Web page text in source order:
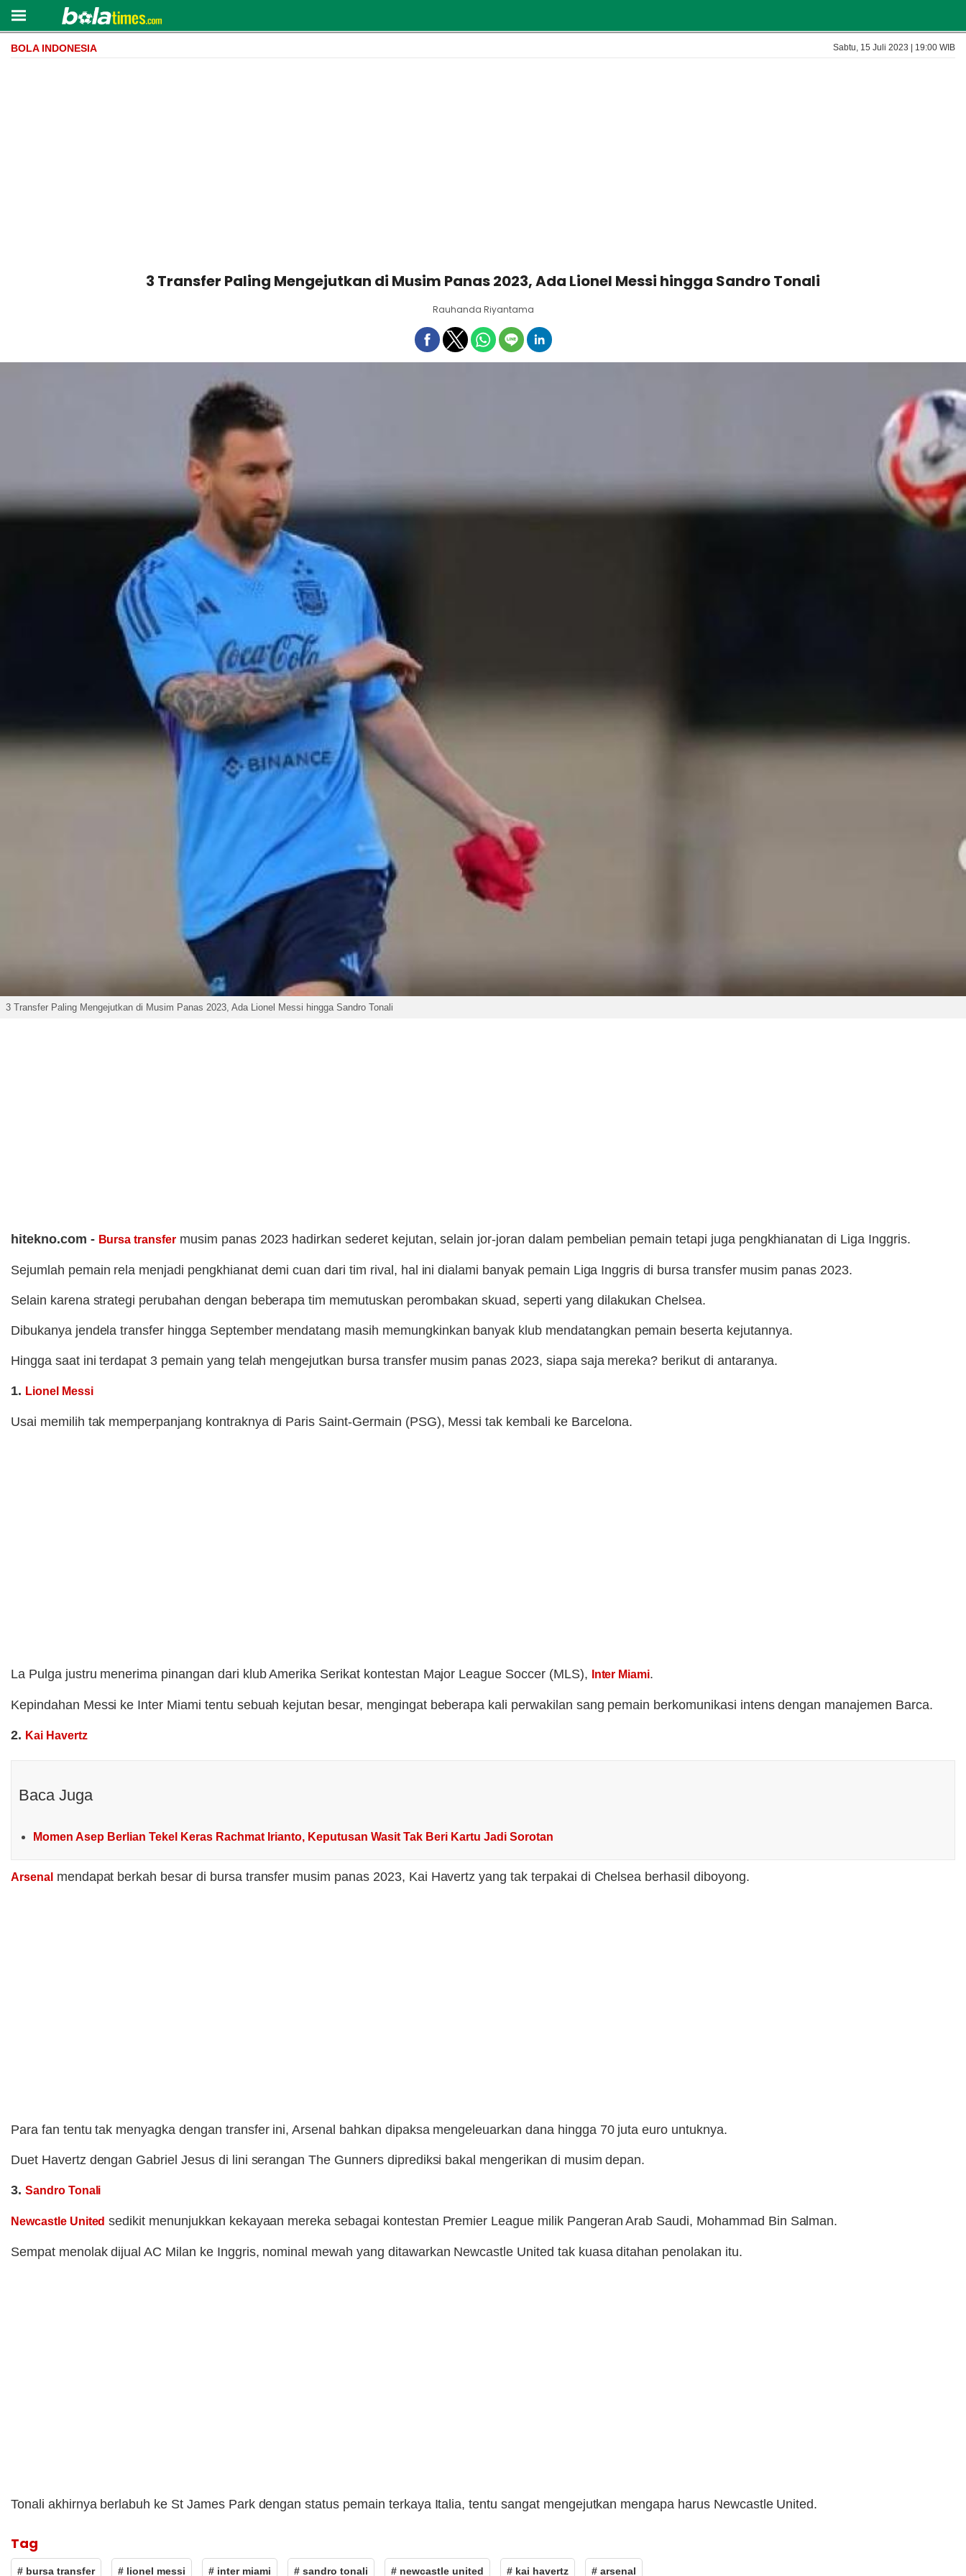
BOLA INDONESIA Sabtu, 15 Juli 2023 | 19:00 WIB
3 Transfer Paling Mengejutkan di Musim Panas 2023, Ada Lionel Messi hingga Sandro Tonali
Rauhanda Riyantama
3 Transfer Paling Mengejutkan di Musim Panas 2023, Ada Lionel Messi hingga Sandro Tonali
hitekno.com - Bursa transfer musim panas 2023 hadirkan sederet kejutan, selain jor-joran dalam pembelian pemain tetapi juga pengkhianatan di Liga Inggris.
Sejumlah pemain rela menjadi pengkhianat demi cuan dari tim rival, hal ini dialami banyak pemain Liga Inggris di bursa transfer musim panas 2023.
Selain karena strategi perubahan dengan beberapa tim memutuskan perombakan skuad, seperti yang dilakukan Chelsea.
Dibukanya jendela transfer hingga September mendatang masih memungkinkan banyak klub mendatangkan pemain beserta kejutannya.
Hingga saat ini terdapat 3 pemain yang telah mengejutkan bursa transfer musim panas 2023, siapa saja mereka? berikut di antaranya.
1. Lionel Messi
Usai memilih tak memperpanjang kontraknya di Paris Saint-Germain (PSG), Messi tak kembali ke Barcelona.
La Pulga justru menerima pinangan dari klub Amerika Serikat kontestan Major League Soccer (MLS), Inter Miami.
Kepindahan Messi ke Inter Miami tentu sebuah kejutan besar, mengingat beberapa kali perwakilan sang pemain berkomunikasi intens dengan manajemen Barca.
2. Kai Havertz
Baca Juga
Momen Asep Berlian Tekel Keras Rachmat Irianto, Keputusan Wasit Tak Beri Kartu Jadi Sorotan
Arsenal mendapat berkah besar di bursa transfer musim panas 2023, Kai Havertz yang tak terpakai di Chelsea berhasil diboyong.
Para fan tentu tak menyagka dengan transfer ini, Arsenal bahkan dipaksa mengeleuarkan dana hingga 70 juta euro untuknya.
Duet Havertz dengan Gabriel Jesus di lini serangan The Gunners diprediksi bakal mengerikan di musim depan.
3. Sandro Tonali
Newcastle United sedikit menunjukkan kekayaan mereka sebagai kontestan Premier League milik Pangeran Arab Saudi, Mohammad Bin Salman.
Sempat menolak dijual AC Milan ke Inggris, nominal mewah yang ditawarkan Newcastle United tak kuasa ditahan penolakan itu.
Tonali akhirnya berlabuh ke St James Park dengan status pemain terkaya Italia, tentu sangat mengejutkan mengapa harus Newcastle United.
Tag
# bursa transfer # lionel messi # inter miami # sandro tonali # newcastle united # kai havertz # arsenal